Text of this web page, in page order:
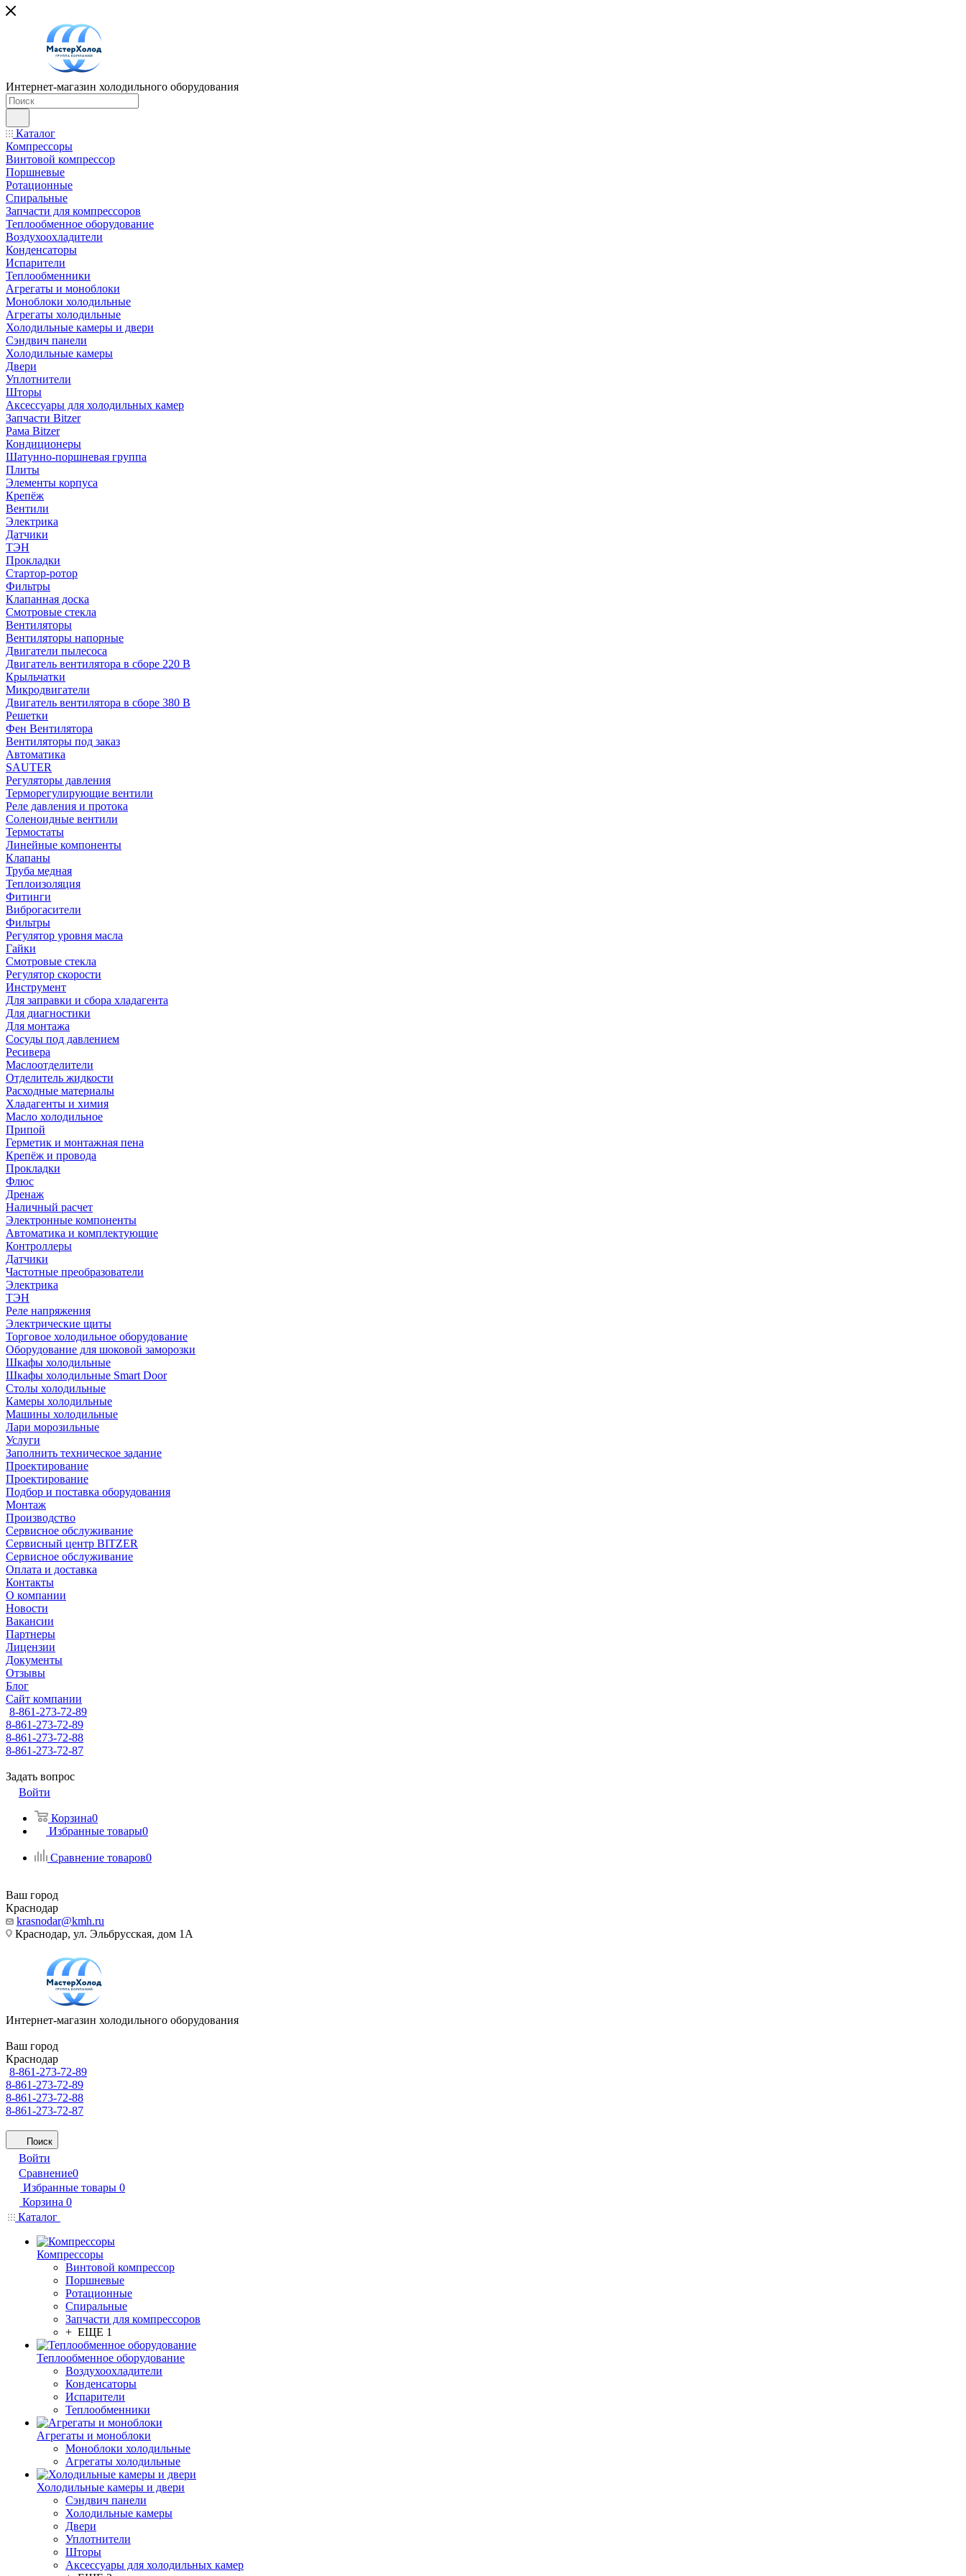
Интернет-магазин холодильного оборудования
Каталог
Компрессоры
Винтовой компрессор
Поршневые
Ротационные
Спиральные
Запчасти для компрессоров
Теплообменное оборудование
Воздухоохладители
Конденсаторы
Испарители
Теплообменники
Агрегаты и моноблоки
Моноблоки холодильные
Агрегаты холодильные
Холодильные камеры и двери
Сэндвич панели
Холодильные камеры
Двери
Уплотнители
Шторы
Аксессуары для холодильных камер
Запчасти Bitzer
Рама Bitzer
Кондиционеры
Шатунно-поршневая группа
Плиты
Элементы корпуса
Крепёж
Вентили
Электрика
Датчики
ТЭН
Прокладки
Стартор-ротор
Фильтры
Клапанная доска
Смотровые стекла
Вентиляторы
Вентиляторы напорные
Двигатели пылесоса
Двигатель вентилятора в сборе 220 В
Крыльчатки
Микродвигатели
Двигатель вентилятора в сборе 380 В
Решетки
Фен Вентилятора
Вентиляторы под заказ
Автоматика
SAUTER
Регуляторы давления
Терморегулирующие вентили
Реле давления и протока
Соленоидные вентили
Термостаты
Линейные компоненты
Клапаны
Труба медная
Теплоизоляция
Фитинги
Виброгасители
Фильтры
Регулятор уровня масла
Гайки
Смотровые стекла
Регулятор скорости
Инструмент
Для заправки и сбора хладагента
Для диагностики
Для монтажа
Сосуды под давлением
Ресивера
Маслоотделители
Отделитель жидкости
Расходные материалы
Хладагенты и химия
Масло холодильное
Припой
Герметик и монтажная пена
Крепёж и провода
Прокладки
Флюс
Дренаж
Наличный расчет
Электронные компоненты
Автоматика и комплектующие
Контроллеры
Датчики
Частотные преобразователи
Электрика
ТЭН
Реле напряжения
Электрические щиты
Торговое холодильное оборудование
Оборудование для шоковой заморозки
Шкафы холодильные
Шкафы холодильные Smart Door
Столы холодильные
Камеры холодильные
Машины холодильные
Лари морозильные
Услуги
Заполнить техническое задание
Проектирование
Проектирование
Подбор и поставка оборудования
Монтаж
Производство
Сервисное обслуживание
Сервисный центр BITZER
Сервисное обслуживание
Оплата и доставка
Контакты
О компании
Новости
Вакансии
Партнеры
Лицензии
Документы
Отзывы
Блог
Сайт компании
8-861-273-72-89
8-861-273-72-89
8-861-273-72-88
8-861-273-72-87
Задать вопрос
Войти
Корзина0
Избранные товары0
Сравнение товаров0
Ваш город
Краснодар
krasnodar@kmh.ru
Краснодар, ул. Эльбрусская, дом 1А
Интернет-магазин холодильного оборудования
Ваш город
Краснодар
8-861-273-72-89
8-861-273-72-89
8-861-273-72-88
8-861-273-72-87
Поиск
Войти
Сравнение0
Избранные товары 0
Корзина 0
Каталог
Компрессоры
Винтовой компрессор
Поршневые
Ротационные
Спиральные
Запчасти для компрессоров
+ ЕЩЕ 1
Теплообменное оборудование
Воздухоохладители
Конденсаторы
Испарители
Теплообменники
Агрегаты и моноблоки
Моноблоки холодильные
Агрегаты холодильные
Холодильные камеры и двери
Сэндвич панели
Холодильные камеры
Двери
Уплотнители
Шторы
Аксессуары для холодильных камер